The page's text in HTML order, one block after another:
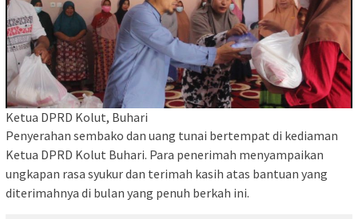
Ketua DPRD Kolut, Buhari
Penyerahan sembako dan uang tunai bertempat di kediaman
Ketua DPRD Kolut Buhari. Para penerimah menyampaikan
ungkapan rasa syukur dan terimah kasih atas bantuan yang
diterimahnya di bulan yang penuh berkah ini.